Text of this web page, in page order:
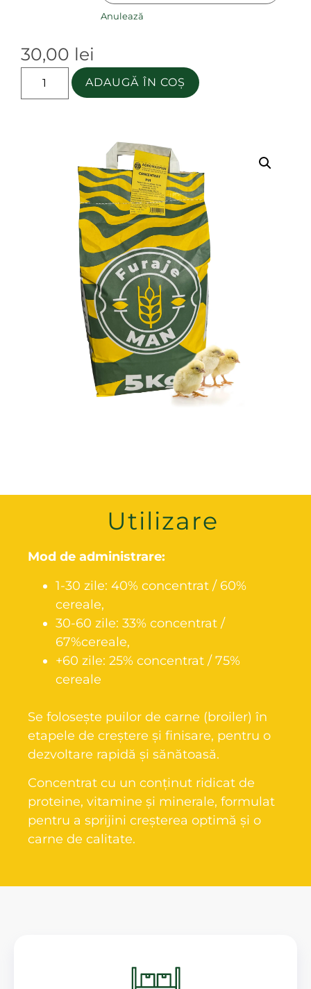
Anulează
30,00 lei
ADAUGĂ ÎN COȘ
Utilizare
Mod de administrare:
1-30 zile: 40% concentrat / 60%
cereale,
30-60 zile: 33% concentrat /
67%cereale,
+60 zile: 25% concentrat / 75%
cereale
Se folosește puilor de carne (broiler) în
etapele de creștere și finisare, pentru o
dezvoltare rapidă și sănătoasă.
Concentrat cu un conținut ridicat de
proteine, vitamine și minerale, formulat
pentru a sprijini creșterea optimă și o
carne de calitate.